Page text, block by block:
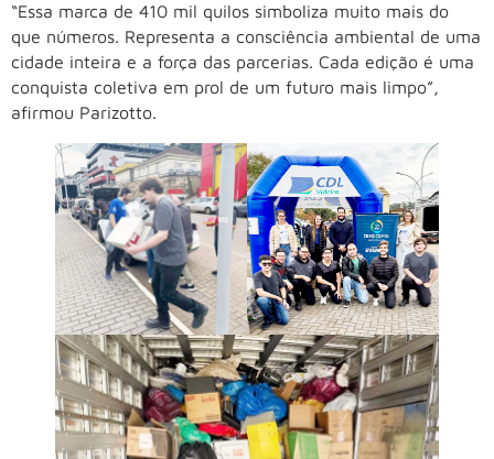
“Essa marca de 410 mil quilos simboliza muito mais do
que números. Representa a consciência ambiental de uma
cidade inteira e a força das parcerias. Cada edição é uma
conquista coletiva em prol de um futuro mais limpo”,
afirmou Parizotto.